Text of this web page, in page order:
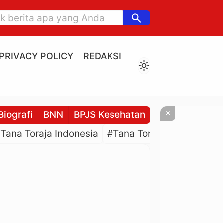
search
PRIVACY POLICY
REDAKSI
light_mode
BNN BPJS Kesehatan BPJS
Toraja Indonesia #Tana Toraja Culture
×